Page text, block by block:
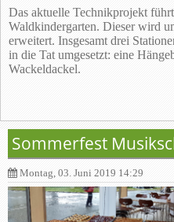
Das aktuelle Technikprojekt
Waldkindergarten. Dieser wird
erweitert. Insgesamt drei
in die Tat umgesetzt: eine
Wackeldackel.
Sommerfest
Montag, 03. Juni 2019 14:29